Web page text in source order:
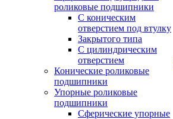
роликовые подшипники
С коническим
отверстием под втулку
Закрытого типа
С цилиндрическим
отверстием
Конические роликовые
подшипники
Упорные роликовые
подшипники
Сферические упорные